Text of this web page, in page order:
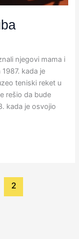
njegovi mama i
kada je
teniski reket u
rešio da bude
kada je osvojio
2